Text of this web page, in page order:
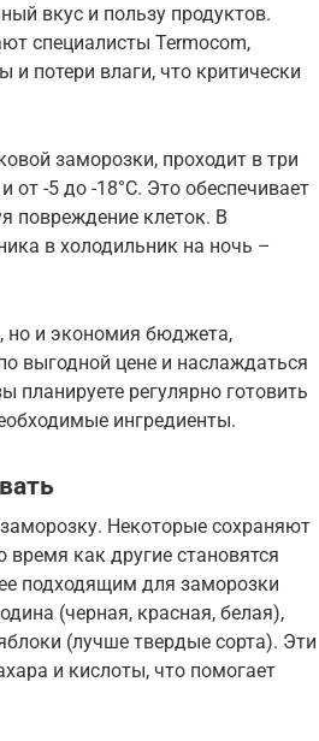
вкус и пользу продуктов.
специалисты Termocom,
и потери влаги, что критически
заморозки, проходит в три
от -5 до -18°C. Это обеспечивает
повреждение клеток. В
в холодильник на ночь –
но и экономия бюджета,
выгодной цене и наслаждаться
планируете регулярно готовить
ингредиенты.
Некоторые сохраняют
время как другие становятся
подходящим для заморозки
(черная, красная, белая),
(лучше твердые сорта). Эти
и кислоты, что помогает